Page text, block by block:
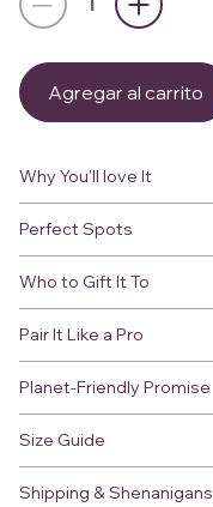
Agregar al carrito
Why You'll love It
Perfect Spots
Who to Gift It To
Pair It Like a Pro
Planet-Friendly Promise
Size Guide
Shipping & Shenanigans